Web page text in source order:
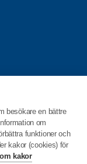
besökare en bättre
om
funktioner och
kakor (cookies) för
kakor